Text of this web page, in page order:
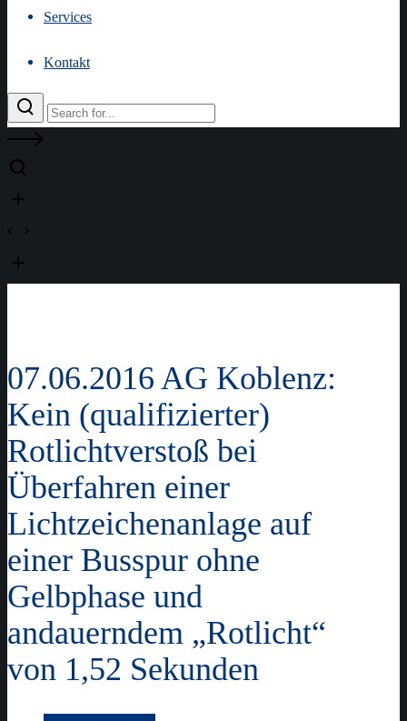
Services
Kontakt
07.06.2016 AG Koblenz:
Kein (qualifizierter)
Rotlichtverstoß bei
Überfahren einer
Lichtzeichenanlage auf
einer Busspur ohne
Gelbphase und
andauerndem „Rotlicht“
von 1,52 Sekunden